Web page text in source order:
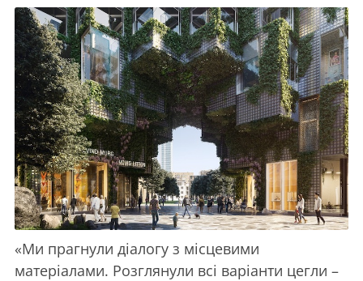
«Ми прагнули діалогу з місцевими
матеріалами. Розглянули всі варіанти цегли –